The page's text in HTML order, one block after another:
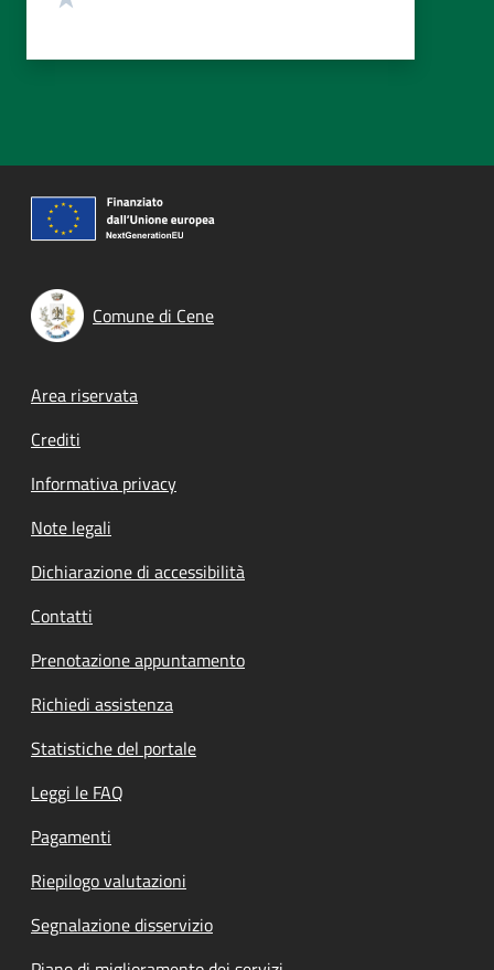
Comune di Cene
Footer menu
Area riservata
Crediti
Informativa privacy
Note legali
Dichiarazione di accessibilità
Contatti
Prenotazione appuntamento
Richiedi assistenza
Statistiche del portale
Leggi le FAQ
Pagamenti
Riepilogo valutazioni
Segnalazione disservizio